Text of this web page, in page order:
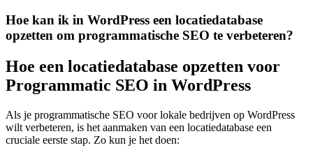
Hoe kan ik in WordPress een locatiedatabase
opzetten om programmatische SEO te verbeteren?
Hoe een locatiedatabase opzetten voor
Programmatic SEO in WordPress
Als je programmatische SEO voor lokale bedrijven op WordPress
wilt verbeteren, is het aanmaken van een locatiedatabase een
cruciale eerste stap. Zo kun je het doen: